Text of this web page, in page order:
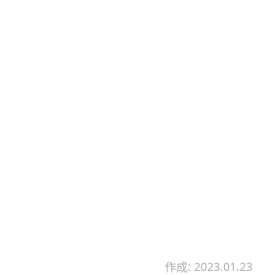
作成: 2023.01.23